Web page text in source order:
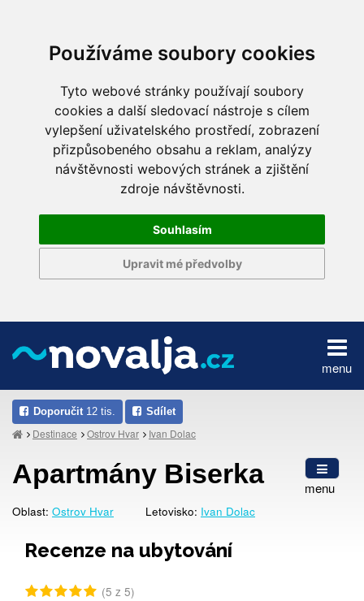
Používáme soubory cookies
Tyto webové stránky používají soubory
cookies a další sledovací nástroje s cílem
vylepšení uživatelského prostředí, zobrazení
přizpůsobeného obsahu a reklam, analýzy
návštěvnosti webových stránek a zjištění
zdroje návštěvnosti.
Souhlasím
Upravit mé předvolby
menu
Doporučit 12 tis. Sdílet
Destinace Ostrov Hvar Ivan Dolac
menu
Apartmány Biserka
Oblast: Ostrov Hvar Letovisko: Ivan Dolac
Recenze na ubytování
(5 z 5)